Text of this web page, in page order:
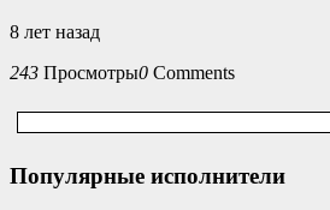
8 лет назад
243 Просмотры0 Comments
Популярные исполнители